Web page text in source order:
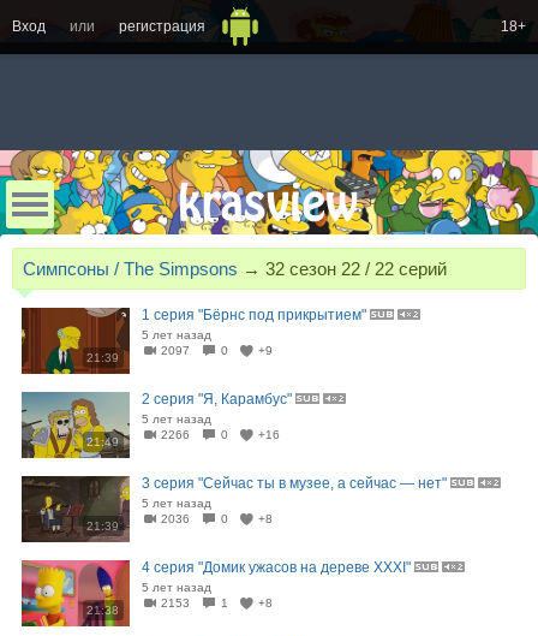
Вход или регистрация 18+
Симпсоны / The Simpsons → 32 сезон 22 / 22 серий
21:39
1 серия "Бёрнс под прикрытием"
5 лет назад
2097
0 +9
21:49
2 серия "Я, Карамбус"
5 лет назад
2266
0 +16
21:39
3 серия "Сейчас ты в музее, а сейчас — нет"
5 лет назад
2036
0 +8
21:38
4 серия "Домик ужасов на дереве XXXI"
5 лет назад
2153
1 +8